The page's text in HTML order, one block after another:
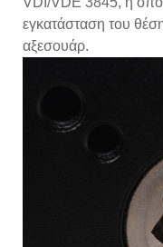
εγκατάσταση του
αξεσουάρ.